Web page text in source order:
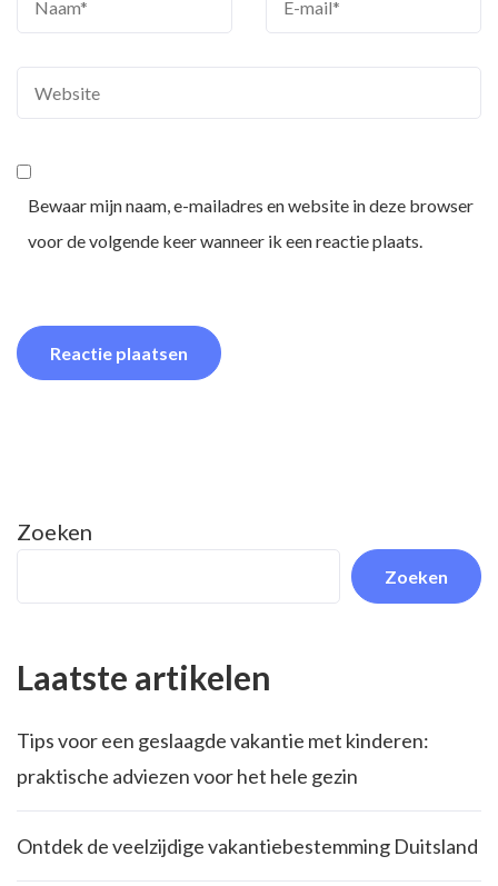
Bewaar mijn naam, e-mailadres en website in deze browser
voor de volgende keer wanneer ik een reactie plaats.
Zoeken
Zoeken
Laatste artikelen
Tips voor een geslaagde vakantie met kinderen:
praktische adviezen voor het hele gezin
Ontdek de veelzijdige vakantiebestemming Duitsland